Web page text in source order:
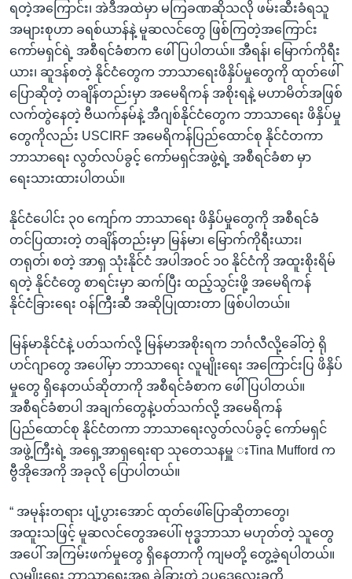
ရတဲ့အကြောင်း၊ အဲဒီအထဲမှာ မကြခဏဆိုသလို ဖမ်းဆီးခံရသူ
အများစုဟာ ခရစ်ယာန်နဲ့ မူဆလင်တွေ ဖြစ်ကြတဲ့အကြောင်း
ကော်မရှင်ရဲ့ အစီရင်ခံစာက ဖေါ်ပြပါတယ်။ အီရန်၊ မြောက်ကိုရီး
ယား၊ ဆူဒန်စတဲ့ နိုင်ငံတွေက ဘာသာရေးဖိနှိပ်မှုတွေကို ထုတ်ဖေါ်
ပြောဆိုတဲ့ တချိန်တည်းမှာ အမေရိကန် အစိုးရနဲ့ မဟာမိတ်အဖြစ်
လက်တွဲနေတဲ့ ဗီယက်နမ်နဲ့ အီဂျစ်နိုင်ငံတွေက ဘာသာရေး ဖိနှိပ်မှု
တွေကိုလည်း USCIRF အမေရိကန်ပြည်ထောင်စု နိုင်ငံတကာ
ဘာသာရေး လွတ်လပ်ခွင့် ကော်မရှင်အဖွဲ့ရဲ့ အစီရင်ခံစာ မှာ
ရေးသားထားပါတယ်။
နိုင်ငံပေါင်း ၃၀ ကျော်က ဘာသာရေး ဖိနှိပ်မှုတွေကို အစီရင်ခံ
တင်ပြထားတဲ့ တချိန်တည်းမှာ မြန်မာ၊ မြောက်ကိုရီးယား၊
တရုတ်၊ စတဲ့ အာရှ သုံးနိုင်ငံ အပါအဝင် ၁၀ နိုင်ငံကို အထူးစိုးရိမ်
ရတဲ့ နိုင်ငံတွေ စာရင်းမှာ ဆက်ပြီး ထည့်သွင်းဖို့ အမေရိကန်
နိုင်ငံခြားရေး ဝန်ကြီးဆီ အဆိုပြုထားတာ ဖြစ်ပါတယ်။
မြန်မာနိုင်ငံနဲ့ ပတ်သက်လို့ မြန်မာအစိုးရက ဘင်္ဂလီလို့ခေါ်တဲ့ ရို
ဟင်ဂျာတွေ အပေါ်မှာ ဘာသာရေး လူမျိုးရေး အကြောင်းပြ ဖိနှိပ်
မှုတွေ ရှိနေတယ်ဆိုတာကို အစီရင်ခံစာက ဖေါ်ပြပါတယ်။
အစီရင်ခံစာပါ အချက်တွေနဲ့ပတ်သက်လို့ အမေရိကန်
ပြည်ထောင်စု နိုင်ငံတကာ ဘာသာရေးလွတ်လပ်ခွင့် ကော်မရှင်
အဖွဲ့ကြီးရဲ့ အရှေ့အာရှရေးရာ သုတေသနမှူ းTina Mufford က
ဗွီအိုအေကို အခုလို ပြောပါတယ်။
“ အမုန်းတရား ပျံ့ပွားအောင် ထုတ်ဖေါ်ပြောဆိုတာတွေ၊
အထူးသဖြင့် မူဆလင်တွေအပေါ်၊ ဗုဒ္ဓဘာသာ မဟုတ်တဲ့ သူတွေ
အပေါ် အကြမ်းဖက်မှုတွေ ရှိနေတာကို ကျမတို့ တွေ့ခဲ့ရပါတယ်။
လူမျိုးရေး ဘာသာရေးအရ ခွဲခြားတဲ့ ဥပဒေလေးခုကို